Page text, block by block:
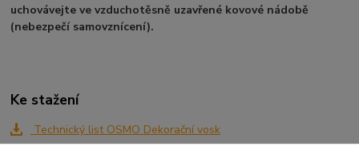
uchovávejte ve vzduchotěsně uzavřené kovové nádobě
(nebezpečí samovznícení).
Ke stažení
Technický list OSMO Dekorační vosk